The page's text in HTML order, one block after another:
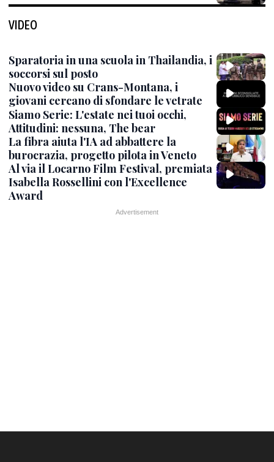
VIDEO
Sparatoria in una scuola in Thailandia, i
soccorsi sul posto
Nuovo video su Crans-Montana, i
giovani cercano di sfondare le vetrate
Siamo Serie: L'estate nei tuoi occhi,
Attitudini: nessuna, The bear
La fibra aiuta l'IA ad abbattere la
burocrazia, progetto pilota in Veneto
Al via il Locarno Film Festival, premiata
Isabella Rossellini con l'Excellence
Award